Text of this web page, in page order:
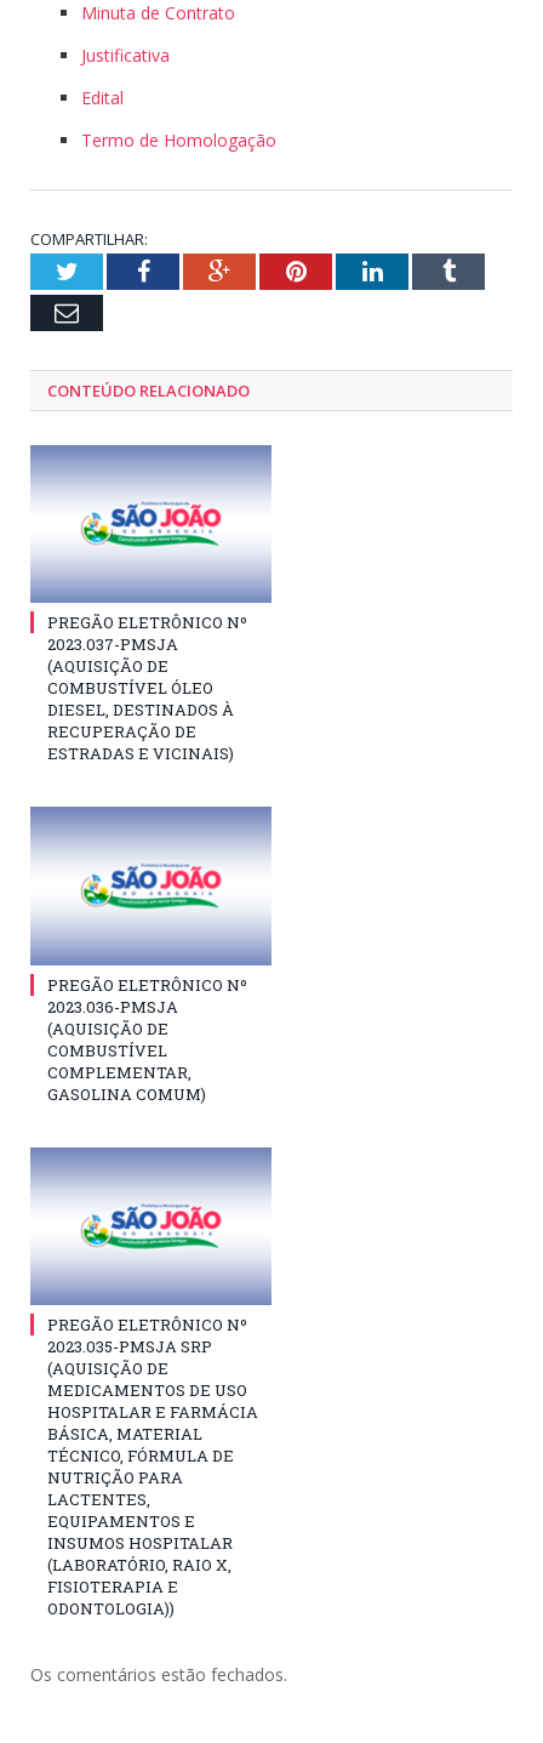
Minuta de Contrato
Justificativa
Edital
Termo de Homologação
COMPARTILHAR:
TwitterFacebookGoogle+PinterestLinkedInTumblr
Email
CONTEÚDO RELACIONADO
PREGÃO ELETRÔNICO Nº
2023.037-PMSJA
(AQUISIÇÃO DE
COMBUSTÍVEL ÓLEO
DIESEL, DESTINADOS À
RECUPERAÇÃO DE
ESTRADAS E VICINAIS)
PREGÃO ELETRÔNICO Nº
2023.036-PMSJA
(AQUISIÇÃO DE
COMBUSTÍVEL
COMPLEMENTAR,
GASOLINA COMUM)
PREGÃO ELETRÔNICO Nº
2023.035-PMSJA SRP
(AQUISIÇÃO DE
MEDICAMENTOS DE USO
HOSPITALAR E FARMÁCIA
BÁSICA, MATERIAL
TÉCNICO, FÓRMULA DE
NUTRIÇÃO PARA
LACTENTES,
EQUIPAMENTOS E
INSUMOS HOSPITALAR
(LABORATÓRIO, RAIO X,
FISIOTERAPIA E
ODONTOLOGIA))
Os comentários estão fechados.